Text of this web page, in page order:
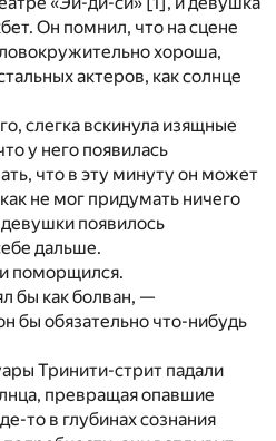
Он помнил, что на сцене
хороша,
актеров, как солнце
слегка вскинула изящные
у него появилась
что в эту минуту он может
не мог придумать ничего
появилось
дальше.
поморщился.
бы как болван, —
бы обязательно что-нибудь
Тринити-стрит падали
превращая опавшие
то в глубинах сознания